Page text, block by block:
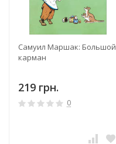
Самуил Маршак: Большой
карман
219 грн.
0